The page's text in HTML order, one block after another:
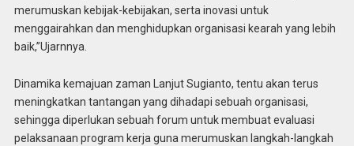
merumuskan kebijak-kebijakan, serta inovasi untuk
menggairahkan dan menghidupkan organisasi kearah yang lebih
baik,”Ujarnnya.
Dinamika kemajuan zaman Lanjut Sugianto, tentu akan terus
meningkatkan tantangan yang dihadapi sebuah organisasi,
sehingga diperlukan sebuah forum untuk membuat evaluasi
pelaksanaan program kerja guna merumuskan langkah-langkah